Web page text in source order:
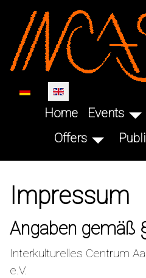
SKIP TO MAIN
Select your language
Home
Events
Offers
Impressum
Angaben gemäß
Interkulturelles Centrum
e.V.